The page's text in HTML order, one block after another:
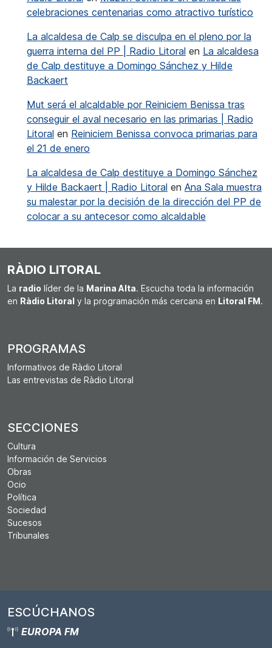
celebraciones centenarias como atractivo turístico
La alcaldesa de Calp se disculpa en el pleno por la
guerra interna del PP | Radio Litoral en La alcaldesa
de Calp destituye a Domingo Sánchez y Hilde
Backaert
Mut será el alcaldable por Reiniciem Benissa tras
conseguir el aval necesario en las primarias | Radio
Litoral en Reiniciem Benissa convoca primarias para
el 21 de enero
La alcaldesa de Calp destituye a Domingo Sánchez
y Hilde Backaert | Radio Litoral en Ana Sala muestra
su malestar por la decisión de la dirección del PP de
colocar a su antecesor como alcaldable
RÀDIO LITORAL
La radio líder de la Marina Alta. Escucha toda la información
en Ràdio Litoral y la programación más cercana en Litoral FM.
PROGRAMAS
Informativos de Ràdio Litoral
Las entrevistas de Ràdio Litoral
SECCIONES
Cultura
Información de Servicios
Obras
Ocio
Política
Sociedad
Sucesos
Tribunales
ESCÚCHANOS
EUROPA FM